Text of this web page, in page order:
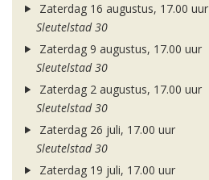
Zaterdag 16 augustus, 17.00 uur
Sleutelstad 30
Zaterdag 9 augustus, 17.00 uur
Sleutelstad 30
Zaterdag 2 augustus, 17.00 uur
Sleutelstad 30
Zaterdag 26 juli, 17.00 uur
Sleutelstad 30
Zaterdag 19 juli, 17.00 uur